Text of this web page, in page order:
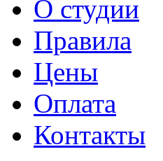
О студии
Правила
Цены
Оплата
Контакты